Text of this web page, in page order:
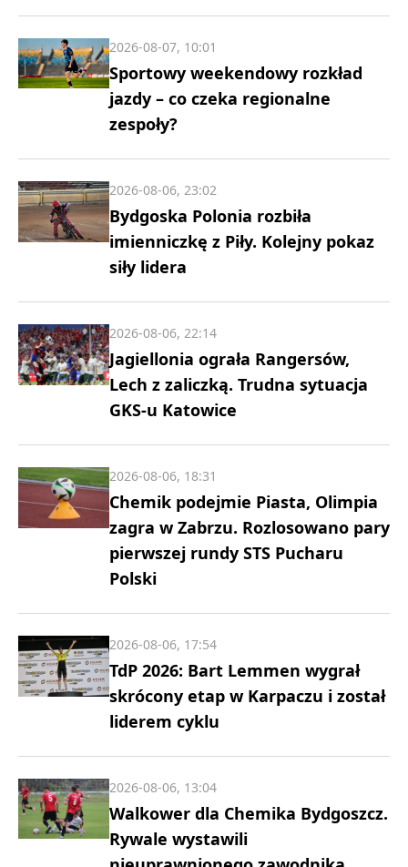
Sportowy weekendowy rozkład
jazdy – co czeka regionalne
zespoły?
2026-08-07, 10:01
Bydgoska Polonia rozbiła
imienniczkę z Piły. Kolejny pokaz
siły lidera
2026-08-06, 23:02
Jagiellonia ograła Rangersów,
Lech z zaliczką. Trudna sytuacja
GKS-u Katowice
2026-08-06, 22:14
Chemik podejmie Piasta, Olimpia
zagra w Zabrzu. Rozlosowano pary
pierwszej rundy STS Pucharu
Polski
2026-08-06, 18:31
TdP 2026: Bart Lemmen wygrał
skrócony etap w Karpaczu i został
liderem cyklu
2026-08-06, 17:54
Walkower dla Chemika Bydgoszcz.
Rywale wystawili
2026-08-06, 13:04